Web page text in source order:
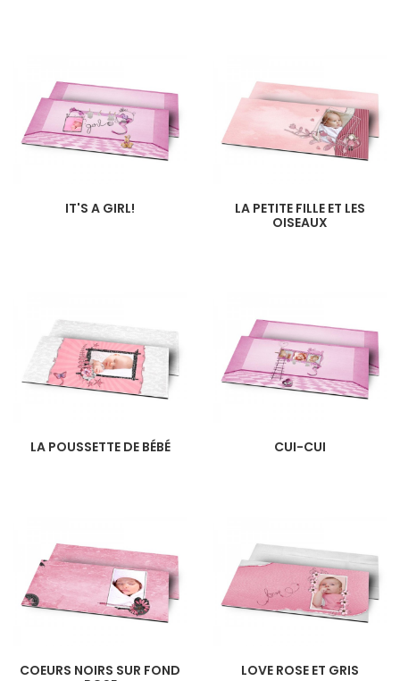
IT'S A GIRL!
LA PETITE FILLE ET LES
OISEAUX
LA POUSSETTE DE BÉBÉ CUI-CUI
COEURS NOIRS SUR FOND
LOVE ROSE ET GRIS